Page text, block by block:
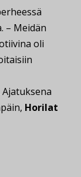
– Meidän
oli
Horilat